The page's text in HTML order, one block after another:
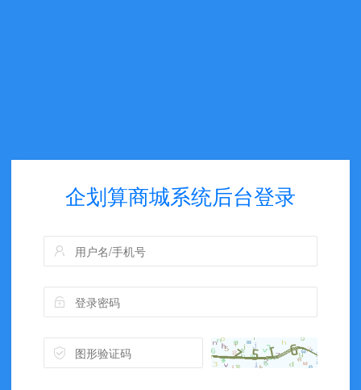
企划算商城系统后台登录